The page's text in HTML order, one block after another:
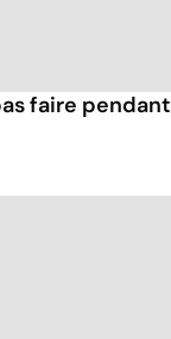
faire pendant